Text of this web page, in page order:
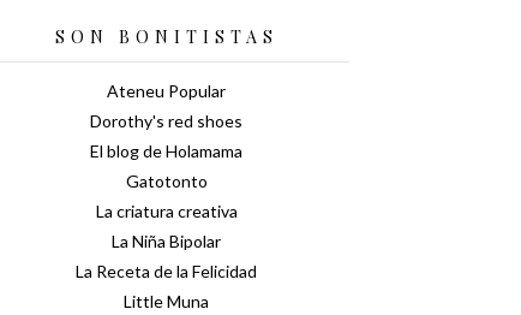
SON BONITISTAS
Ateneu Popular
Dorothy's red shoes
El blog de Holamama
Gatotonto
La criatura creativa
La Niña Bipolar
La Receta de la Felicidad
Little Muna